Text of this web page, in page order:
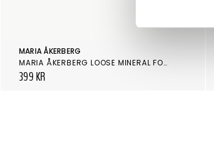
MARIA ÅKERBERG
MARIA ÅKERBERG LOOSE MINERAL FOUNDATION SPF 25 BEIGE
399 KR